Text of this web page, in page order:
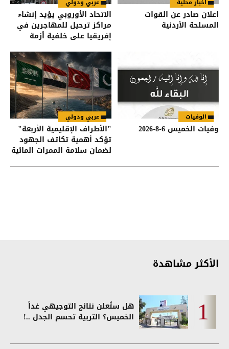
أخبار محلية
اعلان صادر عن القوات
المسلحة الأردنية
عربي ودولي
الاتحاد الأوروبي يؤيد إنشاء
مراكز ترحيل للمهاجرين في
إفريقيا على خلفية أزمة
الوفيات
وفيات الخميس 6-8-2026
عربي ودولي
"الأطراف الإقليمية الأربعة"
تؤكد أهمية تكاتف الجهود
لضمان سلامة الممرات المائية
الأكثر مشاهدة
هل ستُعلن نتائج التوجيهي غداً
الخميس؟ التربية تحسم الجدل ..!